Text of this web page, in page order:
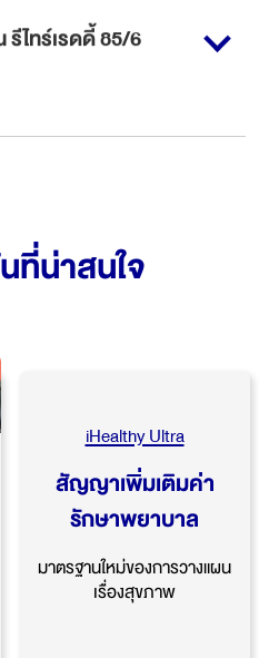
ไทร์เรดดี้ 85/6
ที่น่าสนใจ
iHealthy Ultra
รักษาพยาบาล